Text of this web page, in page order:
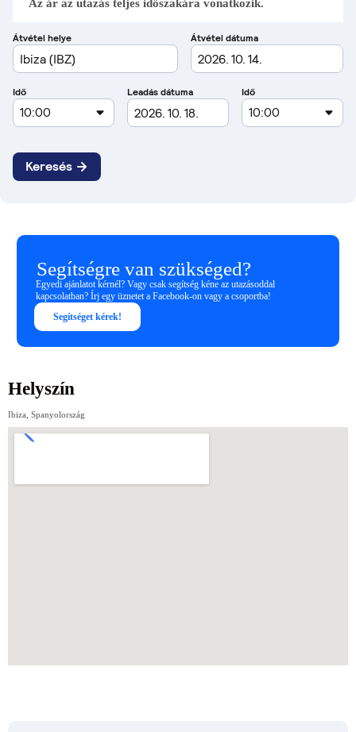
Az ár az utazás teljes időszakára vonatkozik.
Segítségre van szükséged?
Egyedi ajánlatot kérnél? Vagy csak segítség kéne az utazásoddal
kapcsolatban? Írj egy üznetet a Facebook-on vagy a csoportba!
Segítséget kérek!
Helyszín
Ibiza, Spanyolország